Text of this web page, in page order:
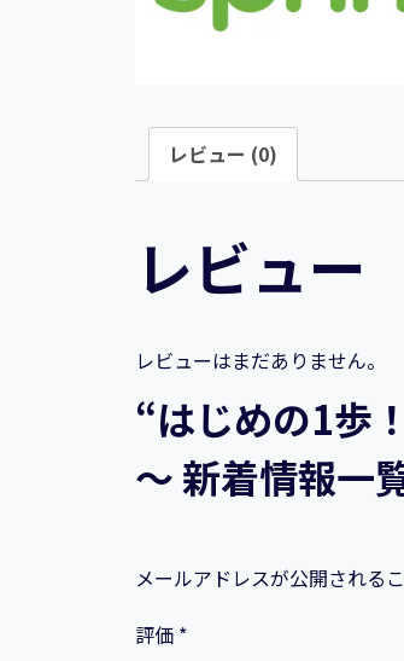
レビュー (0)
レビュー
レビューはまだありません。
“はじめの1歩
～ 新着情報一
メールアドレスが公開される
評価 *